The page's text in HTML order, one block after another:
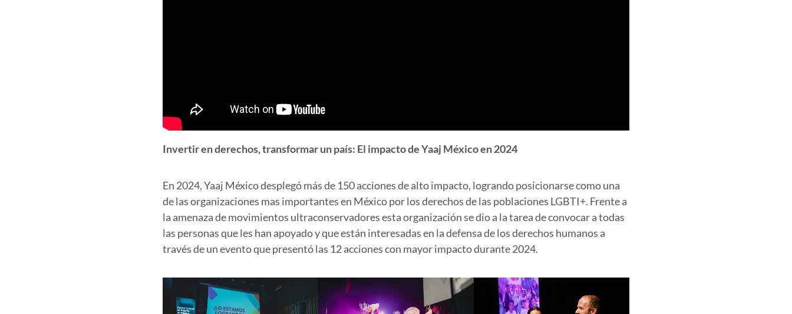
Invertir en derechos, transformar un país: El impacto de Yaaj México en 2024
En 2024, Yaaj México desplegó más de 150 acciones de alto impacto, logrando posicionarse como una
de las organizaciones mas importantes en México por los derechos de las poblaciones LGBTI+. Frente a
la amenaza de movimientos ultraconservadores esta organización se dio a la tarea de convocar a todas
las personas que les han apoyado y que están interesadas en la defensa de los derechos humanos a
través de un evento que presentó las 12 acciones con mayor impacto durante 2024.